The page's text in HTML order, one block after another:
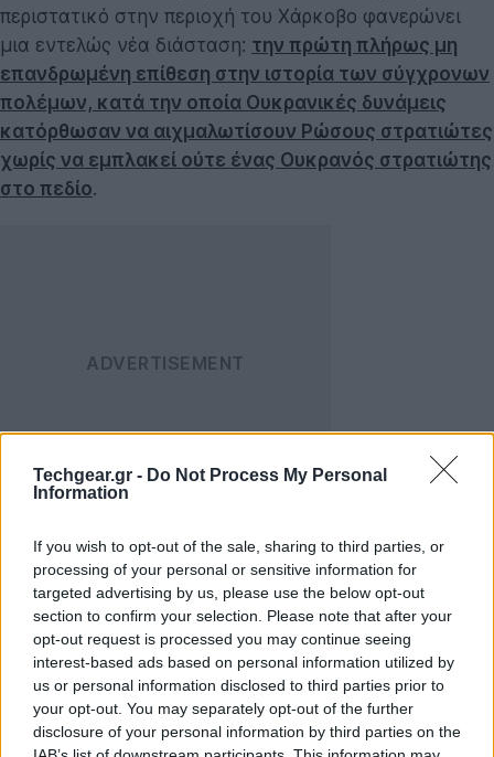
Techgear.gr - Do Not Process My Personal
Information
If you wish to opt-out of the sale, sharing to third parties, or
processing of your personal or sensitive information for
targeted advertising by us, please use the below opt-out
section to confirm your selection. Please note that after your
opt-out request is processed you may continue seeing
interest-based ads based on personal information utilized by
us or personal information disclosed to third parties prior to
your opt-out. You may separately opt-out of the further
disclosure of your personal information by third parties on the
περιστατικό στην περιοχή του Χάρκοβο φανερώνει
μια εντελώς νέα διάσταση: την πρώτη πλήρως μη
επανδρωμένη επίθεση στην ιστορία των σύγχρονων
πολέμων, κατά την οποία Ουκρανικές δυνάμεις
κατόρθωσαν να αιχμαλωτίσουν Ρώσους στρατιώτες
χωρίς να εμπλακεί ούτε ένας Ουκρανός στρατιώτης
στο πεδίο.
σημείο καμπής στην εξέλιξη του πολέμου. Την
επιχείρηση ανέλαβε μια πειραματική μονάδα ειδικών
επιχειρήσεων: η εταιρεία "DEUS EX MACHINA", που
ανήκει στην 3ª Ξεχωριστή Ταξιαρχία Επίθεσης
(Separate Assault Brigade). Σύμφωνα με την επίσημη
ανακοίνωση της μονάδας, η επιχείρηση πέτυχε εκεί
όπου προηγούμενες προσπάθειες με ανθρώπινο
δυναμικό είχαν αποτύχει.